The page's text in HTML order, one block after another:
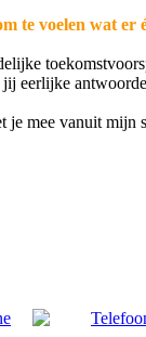
te voelen wat er
eerlijke
je mee vanuit mijn